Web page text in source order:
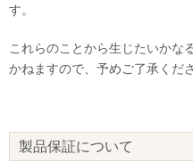
す。
これらのことから生じたいかな
かねますので、予めご了承くだ
製品保証について